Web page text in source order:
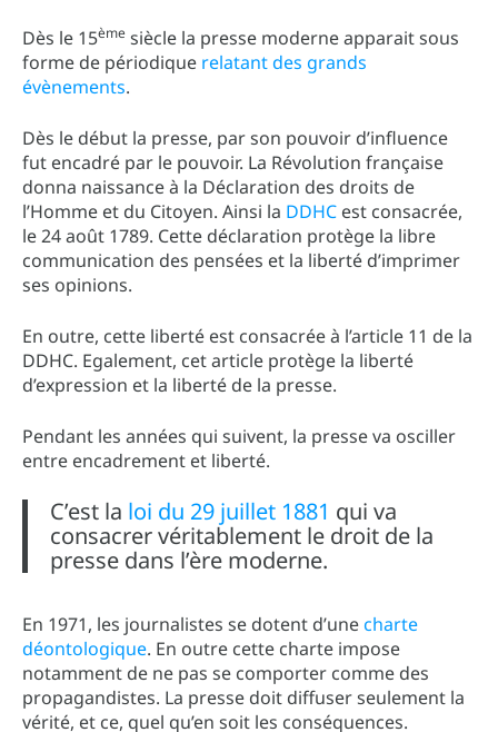
Dès le 15ème siècle la presse moderne apparait sous
forme de périodique relatant des grands
évènements.
Dès le début la presse, par son pouvoir d’influence
fut encadré par le pouvoir. La Révolution française
donna naissance à la Déclaration des droits de
l’Homme et du Citoyen. Ainsi la DDHC est consacrée,
le 24 août 1789. Cette déclaration protège la libre
communication des pensées et la liberté d’imprimer
ses opinions.
En outre, cette liberté est consacrée à l’article 11 de la
DDHC. Egalement, cet article protège la liberté
d’expression et la liberté de la presse.
Pendant les années qui suivent, la presse va osciller
entre encadrement et liberté.
C’est la loi du 29 juillet 1881 qui va
consacrer véritablement le droit de la
presse dans l’ère moderne.
En 1971, les journalistes se dotent d’unecharte
déontologique. En outre cette charte impose
notamment de ne pas se comporter comme des
propagandistes. La presse doit diffuser seulement la
vérité, et ce, quel qu’en soit les conséquences.